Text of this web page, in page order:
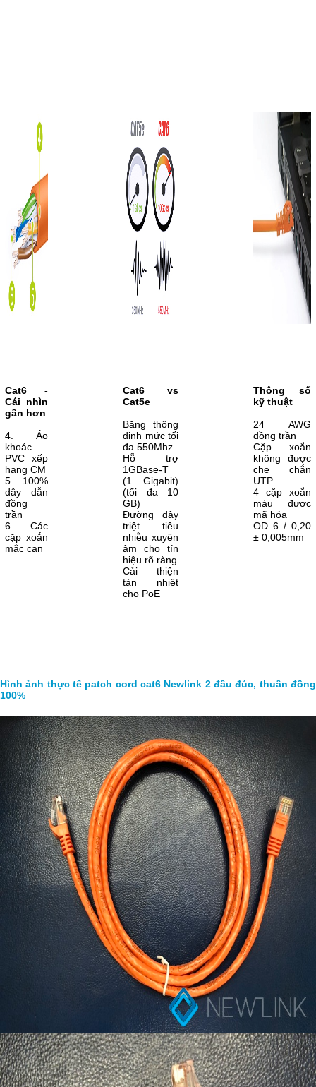
Cat6 -
Cái nhìn
gần hơn
4. Áo
khoác
PVC xếp
hạng CM
5. 100%
dây dẫn
đồng
trần
6. Các
cặp xoắn
mắc cạn
Cat6 vs
Cat5e
Băng thông
định mức tối
đa 550Mhz
Hỗ trợ
1GBase-T
(1 Gigabit)
(tối đa 10
GB)
Đường dây
triệt tiêu
nhiễu xuyên
âm cho tín
hiệu rõ ràng
Cải thiện
tản nhiệt
cho PoE
Thông số
kỹ thuật
24 AWG
đồng trần
Cặp xoắn
không được
che chắn
UTP
4 cặp xoắn
màu được
mã hóa
OD 6 / 0,20
± 0,005mm
Hình ảnh thực tế patch cord cat6 Newlink 2 đầu đúc, thuần đồng
100%